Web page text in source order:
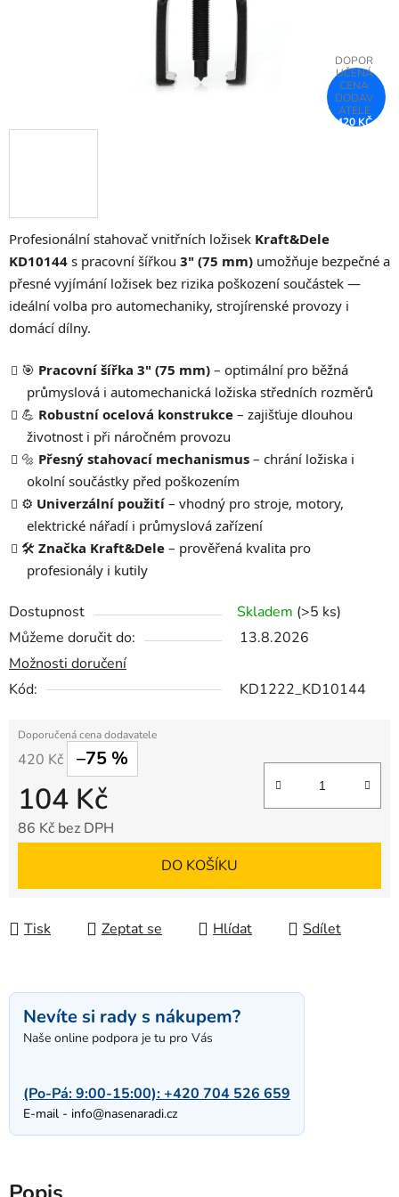
Profesionální stahovač vnitřních ložisek Kraft&Dele
KD10144 s pracovní šířkou 3" (75 mm) umožňuje bezpečné a
přesné vyjímání ložisek bez rizika poškození součástek —
ideální volba pro automechaniky, strojírenské provozy i
domácí dílny.
🎯 Pracovní šířka 3" (75 mm) – optimální pro běžná
průmyslová i automechanická ložiska středních rozměrů
💪 Robustní ocelová konstrukce – zajišťuje dlouhou
životnost i při náročném provozu
🔩 Přesný stahovací mechanismus – chrání ložiska i
okolní součástky před poškozením
⚙️ Univerzální použití – vhodný pro stroje, motory,
elektrické nářadí i průmyslová zařízení
🛠️ Značka Kraft&Dele – prověřená kvalita pro
profesionály i kutily
Dostupnost Skladem (>5 ks)
Můžeme doručit do:
13.8.2026
Možnosti doručení
Kód:
KD1222_KD10144
420 Kč –75 %
104 Kč
86 Kč bez DPH
DO KOŠÍKU
Tisk Zeptat se Hlídat Sdílet
420 KČ
Nevíte si rady s nákupem?
Naše online podpora je tu pro Vás
(Po-Pá: 9:00-15:00):+420 704 526 659
E-mail - info@nasenaradi.cz